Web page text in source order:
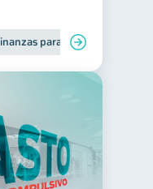
para jóvenes